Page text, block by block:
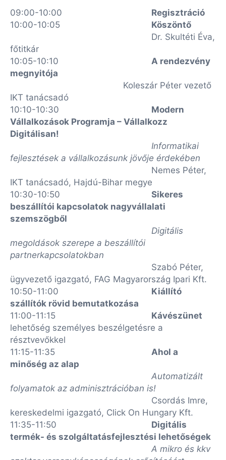
09:00-10:00
Regisztráció
10:00-10:05
Köszöntő
Dr. Skultéti Éva,
főtitkár
10:05-10:10
A rendezvény
megnyitója
Koleszár Péter vezető
IKT tanácsadó
10:10-10:30
Modern
Vállalkozások Programja – Vállalkozz
Digitálisan!
Informatikai
fejlesztések a vállalkozásunk jövője érdekében
Nemes Péter,
IKT tanácsadó, Hajdú-Bihar megye
10:30-10:50
Sikeres
beszállítói kapcsolatok nagyvállalati
szemszögből
Digitális
megoldások szerepe a beszállítói
partnerkapcsolatokban
Szabó Péter,
ügyvezető igazgató, FAG Magyarország Ipari Kft.
10:50-11:00
Kiállító
szállítók rövid bemutatkozása
11:00-11:15
Kávészünet
lehetőség személyes beszélgetésre a
résztvevőkkel
11:15-11:35
Ahol a
minőség az alap
Automatizált
folyamatok az adminisztrációban is!
Csordás Imre,
kereskedelmi igazgató, Click On Hungary Kft.
11:35-11:50
Digitális
termék- és szolgáltatásfejlesztési lehetőségek
A mikro és kkv